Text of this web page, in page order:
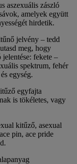
aszexuális zászló
amelyek együtt
hirdetik.
jelvény – tedd
meg, hogy
fekete –
spektrum, fehér
egység.
egyfajta
is tökéletes, vagy
kitűző, asexual
pin, ace pride